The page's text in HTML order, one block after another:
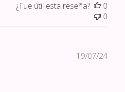
¿Fue útil esta reseña?
0
0
19/07/24